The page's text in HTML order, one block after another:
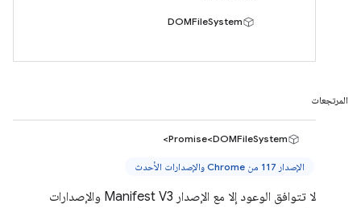
DOMFileSystem
المرتجعات
Promise<DOMFileSystem>
الإصدار 117 من Chrome والإصدارات الأحدث
لا تتوافق الوعود إلا مع الإصدار Manifest V3 والإصدارات